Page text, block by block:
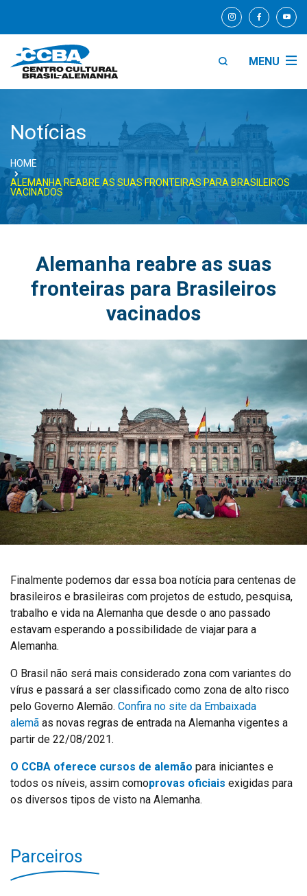
MENU
Notícias
HOME
ALEMANHA REABRE AS SUAS FRONTEIRAS PARA BRASILEIROS
VACINADOS
Alemanha reabre as suas
fronteiras para Brasileiros
vacinados
Finalmente podemos dar essa boa notícia para centenas de
brasileiros e brasileiras com projetos de estudo, pesquisa,
trabalho e vida na Alemanha que desde o ano passado
estavam esperando a possibilidade de viajar para a
Alemanha.
O Brasil não será mais considerado zona com variantes do
vírus e passará a ser classificado como zona de alto risco
pelo Governo Alemão. Confira no site da Embaixada
alemã as novas regras de entrada na Alemanha vigentes a
partir de 22/08/2021.
O CCBA oferece cursos de alemão para iniciantes e
todos os níveis, assim comoprovas oficiais exigidas para
os diversos tipos de visto na Alemanha.
Parceiros